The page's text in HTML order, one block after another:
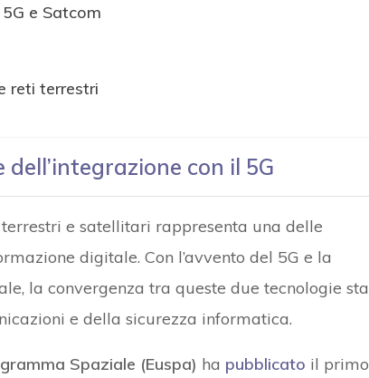
e Satcom
reti terrestri
con il 5G
e satellitari rappresenta una delle
digitale. Con l’avvento del 5G e la
la convergenza tra queste due tecnologie sta
e della sicurezza informatica.
Spaziale (Euspa) ha pubblicato il primo